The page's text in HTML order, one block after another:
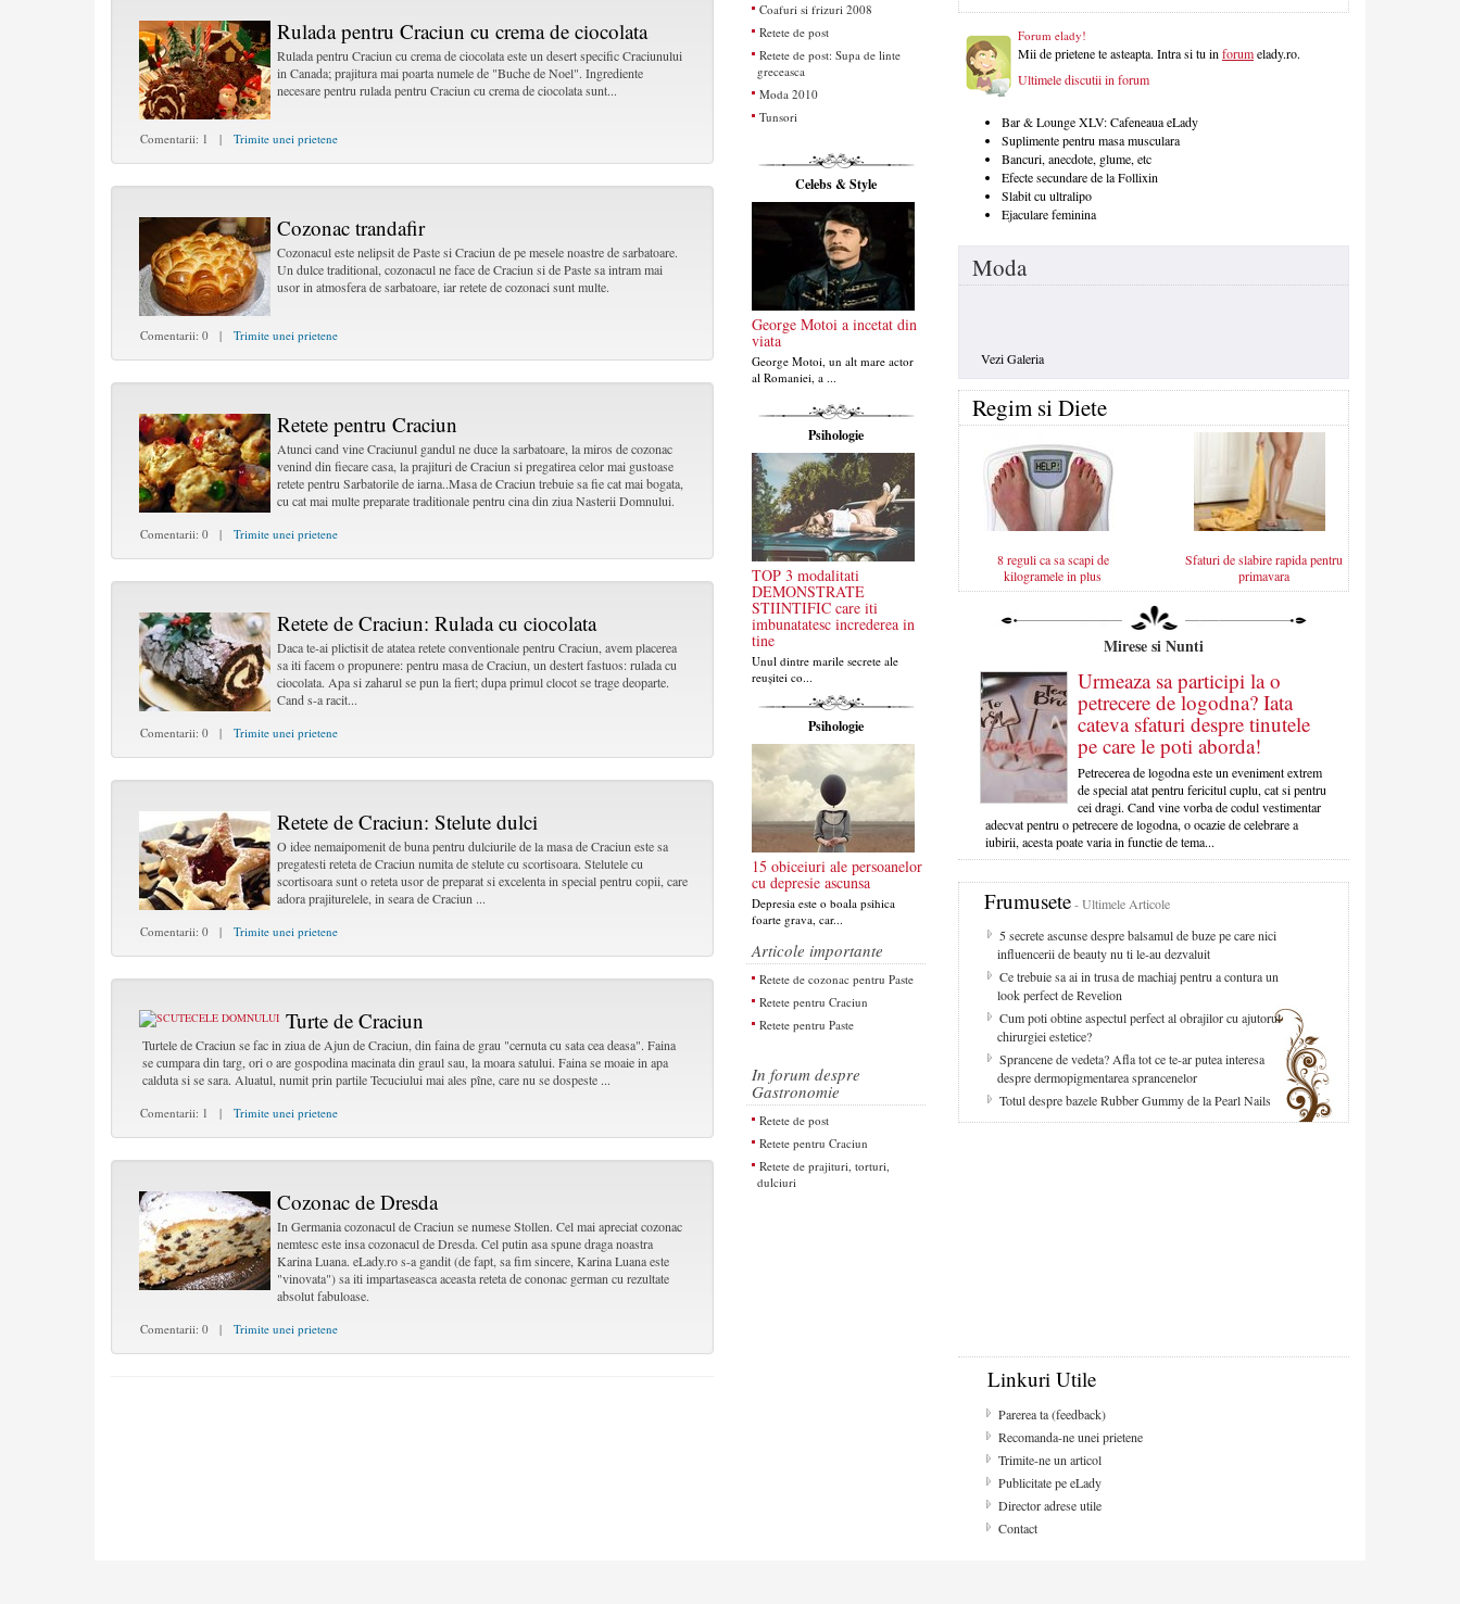
Rulada pentru Craciun cu crema de ciocolata
Rulada pentru Craciun cu crema de ciocolata este un desert specific Craciunului
in Canada; prajitura mai poarta numele de "Buche de Noel". Ingrediente
necesare pentru rulada pentru Craciun cu crema de ciocolata sunt...
Comentarii: 1 | Trimite unei prietene
Cozonac trandafir
Cozonacul este nelipsit de Paste si Craciun de pe mesele noastre de sarbatoare.
Un dulce traditional, cozonacul ne face de Craciun si de Paste sa intram mai
usor in atmosfera de sarbatoare, iar retete de cozonaci sunt multe.
Comentarii: 0 | Trimite unei prietene
Retete pentru Craciun
Atunci cand vine Craciunul gandul ne duce la sarbatoare, la miros de cozonac
venind din fiecare casa, la prajituri de Craciun si pregatirea celor mai gustoase
retete pentru Sarbatorile de iarna..Masa de Craciun trebuie sa fie cat mai bogata,
cu cat mai multe preparate traditionale pentru cina din ziua Nasterii Domnului.
Comentarii: 0 | Trimite unei prietene
Retete de Craciun: Rulada cu ciocolata
Daca te-ai plictisit de atatea retete conventionale pentru Craciun, avem placerea
sa iti facem o propunere: pentru masa de Craciun, un destert fastuos: rulada cu
ciocolata. Apa si zaharul se pun la fiert; dupa primul clocot se trage deoparte.
Cand s-a racit...
Comentarii: 0 | Trimite unei prietene
Retete de Craciun: Stelute dulci
O idee nemaipomenit de buna pentru dulciurile de la masa de Craciun este sa
pregatesti reteta de Craciun numita de stelute cu scortisoara. Stelutele cu
scortisoara sunt o reteta usor de preparat si excelenta in special pentru copii, care
adora prajiturelele, in seara de Craciun ...
Comentarii: 0 | Trimite unei prietene
Turte de Craciun
Turtele de Craciun se fac in ziua de Ajun de Craciun, din faina de grau "cernuta cu sata cea deasa". Faina
se cumpara din targ, ori o are gospodina macinata din graul sau, la moara satului. Faina se moaie in apa
calduta si se sara. Aluatul, numit prin partile Tecuciului mai ales pîne, care nu se dospeste ...
Comentarii: 1 | Trimite unei prietene
Cozonac de Dresda
In Germania cozonacul de Craciun se numese Stollen. Cel mai apreciat cozonac
nemtesc este insa cozonacul de Dresda. Cel putin asa spune draga noastra
Karina Luana. eLady.ro s-a gandit (de fapt, sa fim sincere, Karina Luana este
"vinovata") sa iti impartaseasca aceasta reteta de cononac german cu rezultate
absolut fabuloase.
Comentarii: 0 | Trimite unei prietene
Coafuri si frizuri 2008
Retete de post
Retete de post: Supa de linte
greceasca
Moda 2010
Tunsori
Celebs & Style
George Motoi a incetat din
viata
George Motoi, un alt mare actor
al Romaniei, a ...
Psihologie
TOP 3 modalitati
DEMONSTRATE
STIINTIFIC care iti
imbunatatesc increderea in
tine
Unul dintre marile secrete ale
reușitei co...
Psihologie
15 obiceiuri ale persoanelor
cu depresie ascunsa
Depresia este o boala psihica
foarte grava, car...
Articole importante
Retete de cozonac pentru Paste
Retete pentru Craciun
Retete pentru Paste
In forum despre
Gastronomie
Retete de post
Retete pentru Craciun
Retete de prajituri, torturi,
dulciuri
Forum elady!
Mii de prietene te asteapta. Intra si tu inforumelady.ro.
Ultimele discutii in forum
Bar & Lounge XLV: Cafeneaua eLady
Suplimente pentru masa musculara
Bancuri, anecdote, glume, etc
Efecte secundare de la Follixin
Slabit cu ultralipo
Ejaculare feminina
Moda
Vezi Galeria
Regim si Diete
8 reguli ca sa scapi de
kilogramele in plus
Sfaturi de slabire rapida pentru
primavara
Mirese si Nunti
Urmeaza sa participi la o
petrecere de logodna? Iata
cateva sfaturi despre tinutele
pe care le poti aborda!
Petrecerea de logodna este un eveniment extrem
de special atat pentru fericitul cuplu, cat si pentru
cei dragi. Cand vine vorba de codul vestimentar
adecvat pentru o petrecere de logodna, o ocazie de celebrare a
iubirii, acesta poate varia in functie de tema...
Frumusete- Ultimele Articole
5 secrete ascunse despre balsamul de buze pe care nici
influencerii de beauty nu ti le-au dezvaluit
Ce trebuie sa ai in trusa de machiaj pentru a contura un
look perfect de Revelion
Cum poti obtine aspectul perfect al obrajilor cu ajutorul
chirurgiei estetice?
Sprancene de vedeta? Afla tot ce te-ar putea interesa
despre dermopigmentarea sprancenelor
Totul despre bazele Rubber Gummy de la Pearl Nails
Linkuri Utile
Parerea ta (feedback)
Recomanda-ne unei prietene
Trimite-ne un articol
Publicitate pe eLady
Director adrese utile
Contact